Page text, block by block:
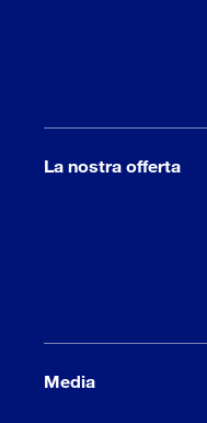
La nostra offerta
Media